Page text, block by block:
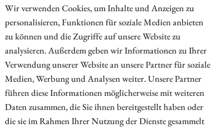
Wir verwenden Cookies, um Inhalte und Anzeigen zu
personalisieren, Funktionen für soziale Medien anbieten
zu können und die Zugriffe auf unsere Website zu
analysieren. Außerdem geben wir Informationen zu Ihrer
Verwendung unserer Website an unsere Partner für soziale
Medien, Werbung und Analysen weiter. Unsere Partner
führen diese Informationen möglicherweise mit weiteren
Daten zusammen, die Sie ihnen bereitgestellt haben oder
die sie im Rahmen Ihrer Nutzung der Dienste gesammelt
Kandidaten. Der Schlüssel liegt im richtigen Timing.
ZUM KOMMENTAR
// kapitalerhoehungen.de - © 2026 - Die Informationsplattform für
Investoren und Unternehmen rund um Kapitalerhöhung, Kapitalmarkt
und Unternehmensfinanzierung